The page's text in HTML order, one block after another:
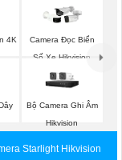
4K
Camera Đọc Biển
Số Xe Hikvision
Bộ Camera Ghi Âm
Hikvision
Starlight Hikvision